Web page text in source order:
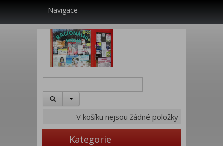
Navigace
V košíku nejsou žádné položky
Kategorie